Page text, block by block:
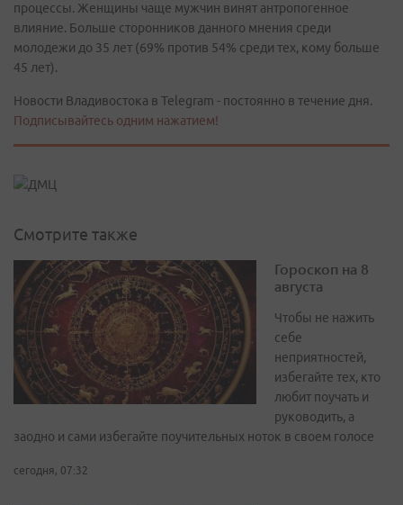
процессы. Женщины чаще мужчин винят антропогенное
влияние. Больше сторонников данного мнения среди
молодежи до 35 лет (69% против 54% среди тех, кому больше
45 лет).
Новости Владивостока в Telegram - постоянно в течение дня.
Подписывайтесь одним нажатием!
Смотрите также
Гороскоп на 8
августа
Чтобы не нажить
себе
неприятностей,
избегайте тех, кто
любит поучать и
руководить, а
заодно и сами избегайте поучительных ноток в своем голосе
сегодня, 07:32